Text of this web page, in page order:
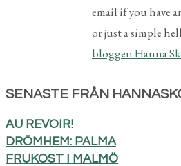
email if you have
or just a simple
bloggen Hanna
SENASTE FRÅN
AU REVOIR!
DRÖMHEM: PALMA
FRUKOST I MALMÖ